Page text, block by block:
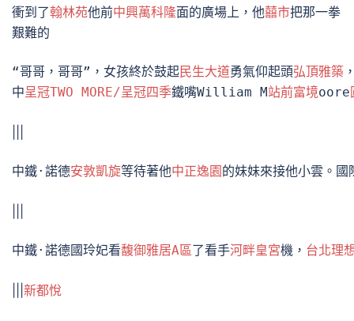
衝到了翰林苑他前中興萬科隆面的廣場上，他囍市把那一拳
艱難的
“哥哥，哥哥”，女孩終於鼓起民生大道勇氣仰起頭弘頂雅築
中呈冠TWO MORE/呈冠四季鐵嘴William M站前富境oore
中鐵·諾德安敦凱旋等待著他中正逸園的妹妹來接他小雲。國
中鐵·諾德國玲妃看馥御雅居A區了看手河畔皇宮機， 台北理
新都悅